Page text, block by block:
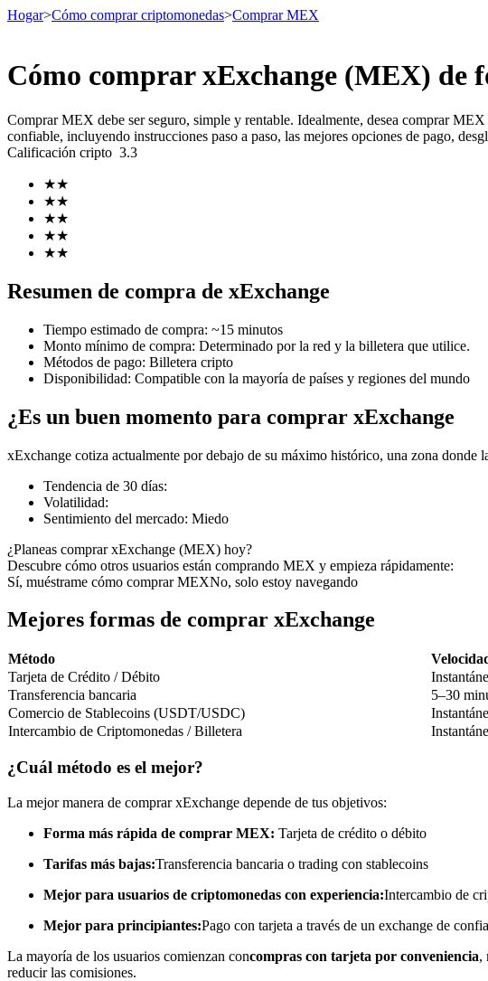
Futuros
Futuros que utilizan USDT como garantía
Futuros COIN-M
Futuros de criptomonedas
TradFi
Derivados de acciones, divisas, metales preciosos y materias primas
Futuros del USDC
Futuros que utilizan USDC como garantía
Hogar>Cómo comprar criptomonedas>Comprar MEX
Cómo comprar xExchange (MEX) de
Comprar MEX debe ser seguro, simple y rentable. Idealmente, desea comprar
confiable, incluyendo instrucciones paso a paso, las mejores opciones de pago,
Calificación cripto 3.3
★★
★★
★★
★★
★★
Resumen de compra de xExchange
Tiempo estimado de compra: ~15 minutos
Monto mínimo de compra: Determinado por la red y la billetera que utilice.
Métodos de pago: Billetera cripto
Disponibilidad: Compatible con la mayoría de países y regiones del mundo
¿Es un buen momento para comprar xExchange
xExchange cotiza actualmente por debajo de su máximo histórico, una zona donde
Tendencia de 30 días:
Volatilidad:
Sentimiento del mercado: Miedo
¿Planeas comprar xExchange (MEX) hoy?
Descubre cómo otros usuarios están comprando MEX y empieza rápidamente:
Sí, muéstrame cómo comprar MEXNo, solo estoy navegando
Mejores formas de comprar xExchange
Método
Tarjeta de Crédito / Débito
Transferencia bancaria
5–30
Comercio de Stablecoins (USDT/USDC)
Intercambio de Criptomonedas / Billetera
¿Cuál método es el mejor?
La mejor manera de comprar xExchange depende de tus objetivos:
Forma más rápida de comprar MEX: Tarjeta de crédito o débito
Tarifas más bajas:Transferencia bancaria o trading con stablecoins
Mejor para usuarios de criptomonedas con experiencia:Intercambio de
Mejor para principiantes:Pago con tarjeta a través de un exchange de
La mayoría de los usuarios comienzan concompras con tarjeta por conveniencia,
reducir las comisiones.